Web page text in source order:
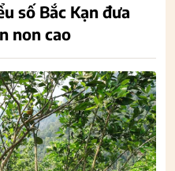
số Bắc Kạn đưa
non cao